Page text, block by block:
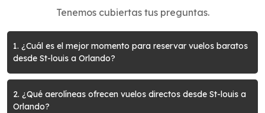
Tenemos cubiertas tus preguntas.
1. ¿Cuál es el mejor momento para reservar vuelos baratos
desde St-louis a Orlando?
2. ¿Qué aerolíneas ofrecen vuelos directos desde St-louis a
Orlando?